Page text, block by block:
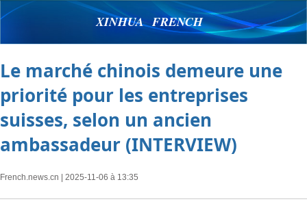
XINHUA FRENCH
Le marché chinois demeure une
priorité pour les entreprises
suisses, selon un ancien
ambassadeur (INTERVIEW)
French.news.cn | 2025-11-06 à 13:35